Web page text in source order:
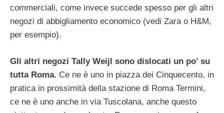
commerciali, come invece succede spesso per gli altri
negozi di abbigliamento economico (vedi Zara o H&M,
per esempio).
Gli altri negozi Tally Weijl sono dislocati un po’ su
tutta Roma. Ce ne è uno in piazza dei Cinquecento, in
pratica in prossimità della stazione di Roma Termini,
ce ne è uno anche in via Tuscolana, anche questo